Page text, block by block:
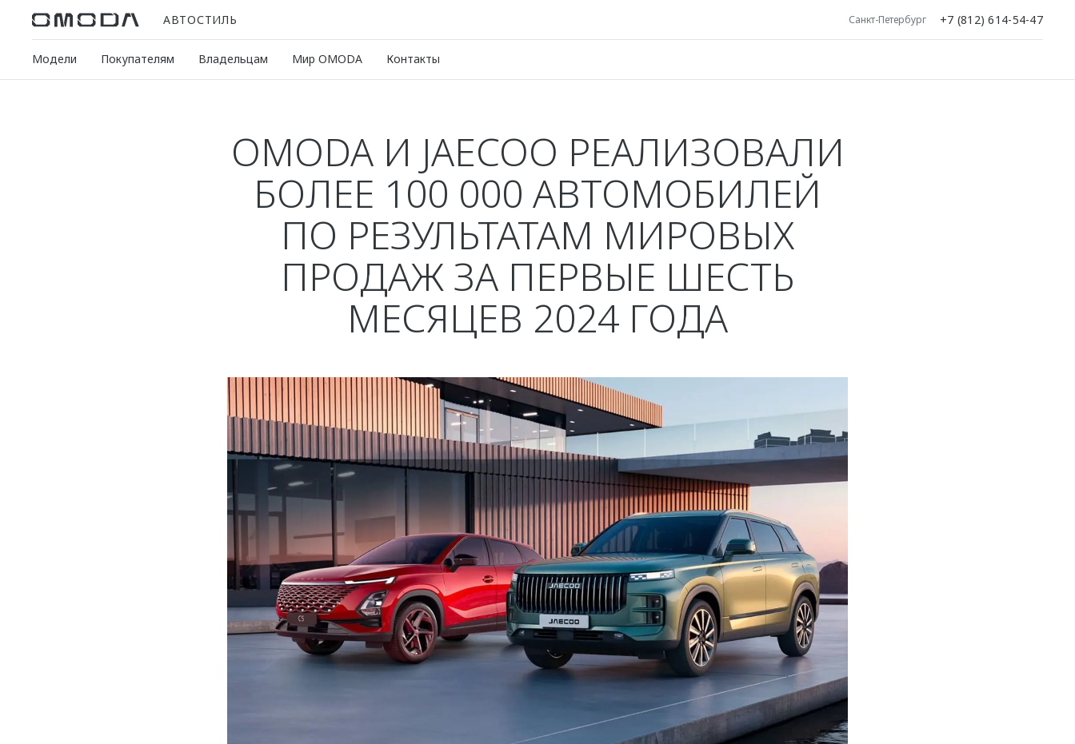
АВТОСТИЛЬ Санкт-Петербург +7 (812) 614-54-47
Модели Покупателям Владельцам Мир OMODA Контакты
OMODA И JAECOO РЕАЛИЗОВАЛИ
БОЛЕЕ 100 000 АВТОМОБИЛЕЙ
ПО РЕЗУЛЬТАТАМ МИРОВЫХ
ПРОДАЖ ЗА ПЕРВЫЕ ШЕСТЬ
МЕСЯЦЕВ 2024 ГОДА